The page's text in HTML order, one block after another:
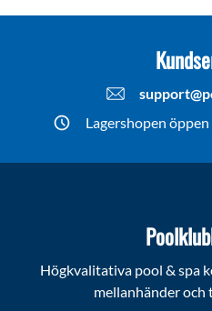
Lagershopen
Högkvalitativa pool & spa
mellanhänder